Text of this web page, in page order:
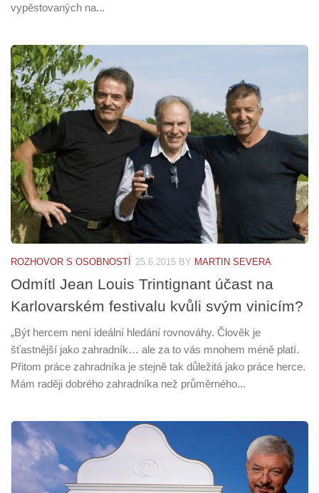
vypěstovaných na...
ROZHOVOR S OSOBNOSTÍ 25.6.2015 BY MARTIN SEVERA
Odmítl Jean Louis Trintignant účast na
Karlovarském festivalu kvůli svým vinicím?
„Být hercem není ideální hledání rovnováhy. Člověk je
šťastnější jako zahradník… ale za to vás mnohem méně platí.
Přitom práce zahradníka je stejně tak důležitá jako práce herce.
Mám raději dobrého zahradníka než průměrného...